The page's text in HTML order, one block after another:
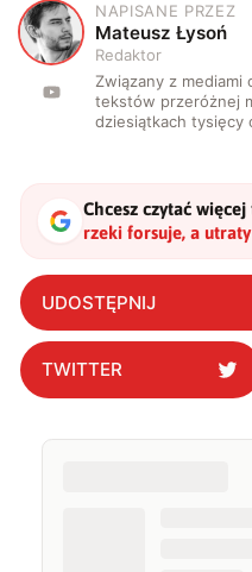
M
NAPISANE PRZEZ
Mateusz Łysoń
Redaktor
Związany z mediami
tekstów przeróżnej
dziesiątkach tysięcy
Chcesz czytać
rzeki forsuje, a
mają wojskowy
UDOSTĘPNIJ
TWITTER